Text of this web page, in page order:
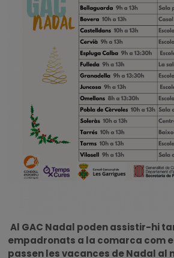
Al GAC Nadal poden assistir-hi
empadronats a la comarca com
passen les vacances de Nadal al